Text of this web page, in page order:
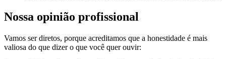
Nossa opinião profissional
Vamos ser diretos, porque acreditamos que a honestidade é mais
valiosa do que dizer o que você quer ouvir: